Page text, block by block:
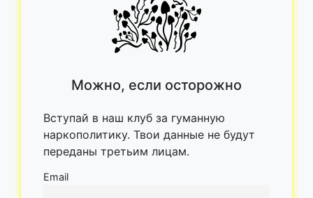
Можно, если осторожно
Вступай в наш клуб за гуманную
наркополитику. Твои данные не будут
переданы третьим лицам.
Email